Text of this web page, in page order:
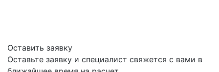
Оставить заявку
Оставьте заявку и специалист свяжется с вами в